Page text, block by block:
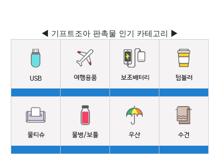
◀ 기프트조아 판촉물 인기 카테고리 ▶